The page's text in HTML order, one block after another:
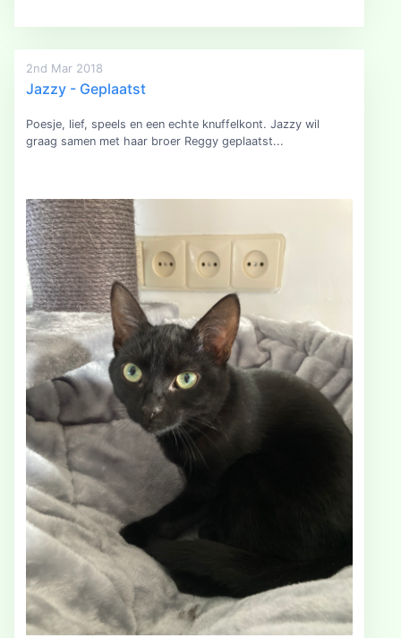
2nd Mar 2018
Jazzy - Geplaatst
Poesje, lief, speels en een echte knuffelkont. Jazzy wil
graag samen met haar broer Reggy geplaatst...